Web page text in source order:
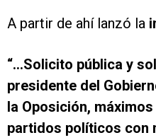
A partir de ahí lanzó la
“…Solicito pública y
presidente del
la Oposición,
partidos políticos con